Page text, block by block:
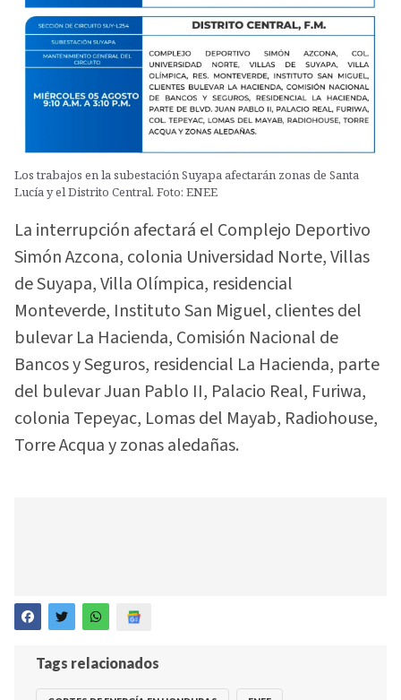
Los trabajos en la subestación Suyapa afectarán zonas de Santa
Lucía y el Distrito Central. Foto: ENEE
La interrupción afectará el Complejo Deportivo
Simón Azcona, colonia Universidad Norte, Villas
de Suyapa, Villa Olímpica, residencial
Monteverde, Instituto San Miguel, clientes del
bulevar La Hacienda, Comisión Nacional de
Bancos y Seguros, residencial La Hacienda, parte
del bulevar Juan Pablo II, Palacio Real, Furiwa,
colonia Tepeyac, Lomas del Mayab, Radiohouse,
Torre Acqua y zonas aledañas.
Tags relacionados